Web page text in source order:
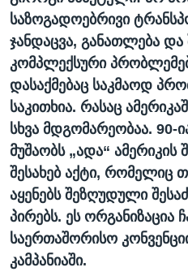
საზოგადოებრივი
ჯანდაცვა, განათლება და
კომპლექსური
დასაქმებაც საკმაოდ
საკითხია. რასაც
სხვა მდგომარეობაა. 90-
მუშაობს „ადა“
შესახებ აქტი, რომელიც
აყენებს შეზღუდული
პირებს. ეს ორგანიზაცია
საერთაშორისო
კამპანიაში.